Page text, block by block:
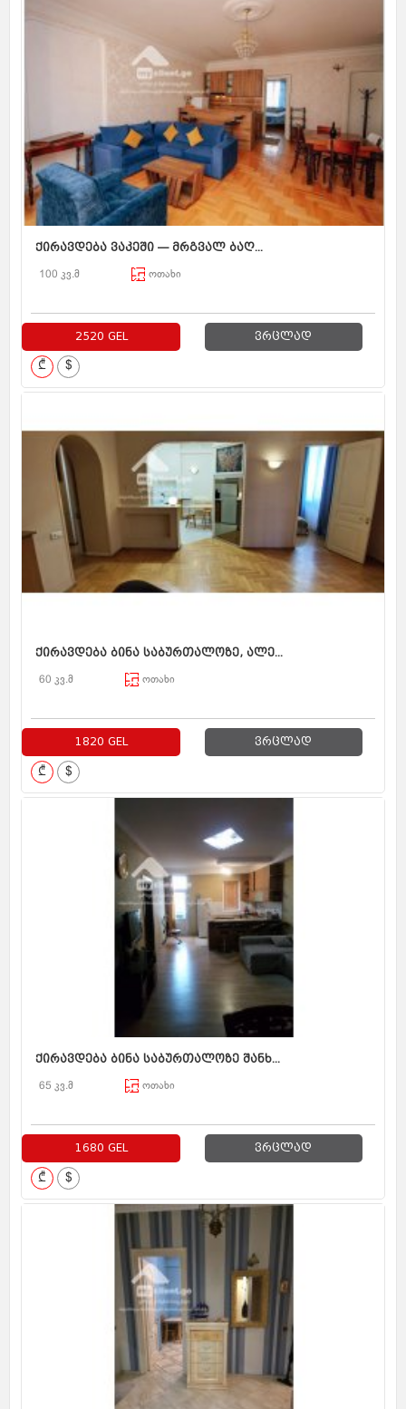
ქირავდება ვაკეში — მრგვალ ბაღ...
100 კვ.მ ოთახი
2520 GEL ვრცლად
₾ $
ქირავდება ბინა საბურთალოზე, ალე...
60 კვ.მ ოთახი
1820 GEL ვრცლად
₾ $
ქირავდება ბინა საბურთალოზე შანხ...
65 კვ.მ ოთახი
1680 GEL ვრცლად
₾ $